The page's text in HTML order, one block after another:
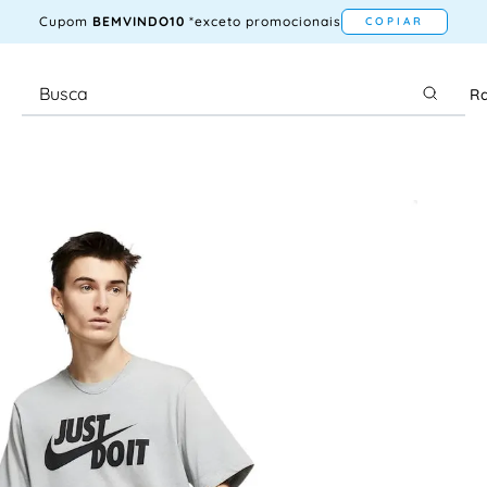
Cupom BEMVINDO10 *exceto promocionais COPIAR